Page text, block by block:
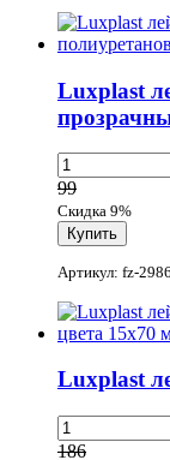
Luxplast
99
Скидка 9%
Артикул: fz-
Luxplast
186